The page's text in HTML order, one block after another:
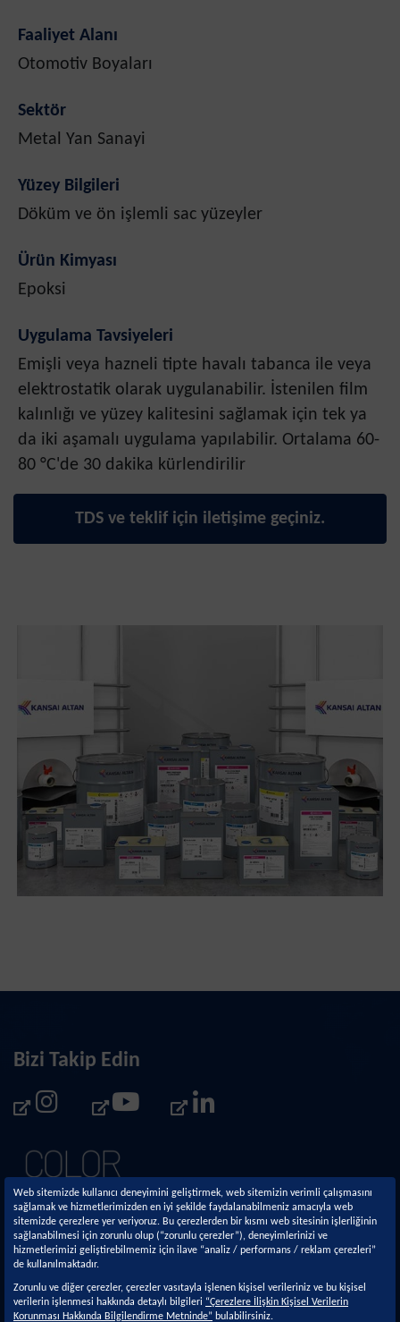
Faaliyet Alanı
Otomotiv Boyaları
Sektör
Metal Yan Sanayi
Yüzey Bilgileri
Döküm ve ön işlemli sac yüzeyler
Ürün Kimyası
Epoksi
Uygulama Tavsiyeleri
Emişli veya hazneli tipte havalı tabanca ile veya
elektrostatik olarak uygulanabilir. İstenilen film
kalınlığı ve yüzey kalitesini sağlamak için tek ya
da iki aşamalı uygulama yapılabilir. Ortalama 60-
80 °C'de 30 dakika kürlendirilir
TDS ve teklif için iletişime geçiniz.
Bizi Takip Edin
Kurumsal
Hakkımızda Sürdürülebilirlik
Web sitemizde kullanıcı deneyimini geliştirmek, web sitemizin verimli çalışmasını
sağlamak ve hizmetlerimizden en iyi şekilde faydalanabilmeniz amacıyla web
sitemizde çerezlere yer veriyoruz. Bu çerezlerden bir kısmı web sitesinin işlerliğinin
sağlanabilmesi için zorunlu olup (“zorunlu çerezler”), deneyimlerinizi ve
hizmetlerimizi geliştirebilmemiz için ilave “analiz / performans / reklam çerezleri”
de kullanılmaktadır.
Zorunlu ve diğer çerezler, çerezler vasıtayla işlenen kişisel verileriniz ve bu kişisel
verilerin işlenmesi hakkında detaylı bilgileri “Çerezlere İlişkin Kişisel Verilerin
Korunması Hakkında Bilgilendirme Metninde” bulabilirsiniz.